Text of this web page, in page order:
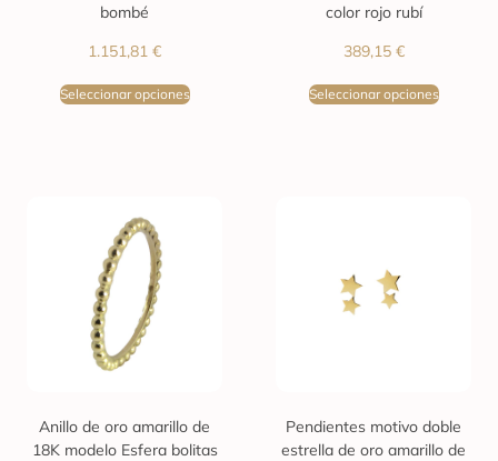
bombé
1.151,81 €
Seleccionar opciones
color rojo rubí
389,15 €
Seleccionar opciones
Anillo de oro amarillo de
18K modelo Esfera bolitas
Pendientes motivo doble
estrella de oro amarillo de